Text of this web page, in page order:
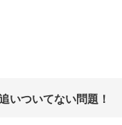
いついてない問題！